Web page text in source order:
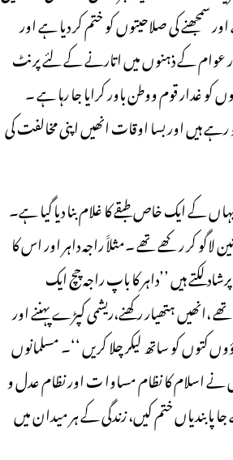
سمجھنے کی صلاحیتوں کو ختم کر دیا ہے اور
عوام کے ذہنوں میں اتارنے کے لئے پرنٹ
غدار قوم ووطن باور کرایا جا رہا ہے ۔
ہیں اور بسا اوقات انھیں اپنی مخالفت کی
کے ایک خاص طبقے کا غلام بنا دیا گیا ہے۔
کر رکھے تھے ۔مثلاََ راجہ داہر اور اس کا
لکتے ہیں ’’داہر کا باپ راجہ چچ ایک
ہتھیار رکھنے،ریشمی کپڑے پہننے اور
کتوں کو ساتھ لیکر چلا کریں ‘‘۔ مسلمانوں
نے اسلام کا نظام مساوا ت اور نظام عدل و
ختم کیں، زندگی کے ہر میدان میں